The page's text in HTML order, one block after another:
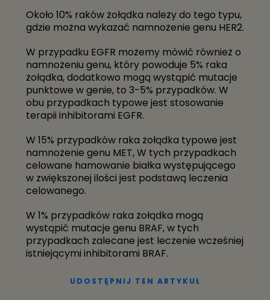
W trosce o bezpieczeństwo pacjentów, zapewniamy
ich bliskich.
Zarejestruj się na konsultację
ONCOMPASS W MEDIACH
SPOŁECZNOŚCIOWYCH
Oncompass Gmbh.
Einsiedlerstrasse 21, 8834 Schindellegi, Switzerland
Około 10% raków żołądka należy do tego typu,
gdzie można wykazać namnożenie genu HER2.
W przypadku EGFR możemy mówić również o
namnożeniu genu, który powoduje 5% raka
żołądka, dodatkowo mogą wystąpić mutacje
punktowe w genie, to 3-5% przypadków. W
obu przypadkach typowe jest stosowanie
terapii inhibitorami EGFR.
W 15% przypadków raka żołądka typowe jest
namnożenie genu MET, W tych przypadkach
celowane hamowanie białka występującego
w zwiększonej ilości jest podstawą leczenia
celowanego.
W 1% przypadków raka żołądka mogą
wystąpić mutacje genu BRAF, w tych
przypadkach zalecane jest leczenie wcześniej
istniejącymi inhibitorami BRAF.
UDOSTĘPNIJ TEN ARTYKUŁ